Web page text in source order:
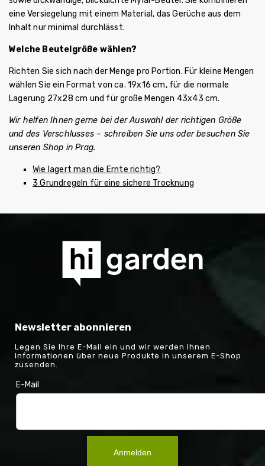
eine Versiegelung mit einem Material, das Gerüche aus dem
Inhalt nur minimal durchlässt.
Welche Beutelgröße wählen?
Richten Sie sich nach der Menge pro Portion. Für kleine Mengen
wählen Sie ein Format von ca. 19x16 cm, für die normale
Lagerung 27x28 cm und für große Mengen 43x43 cm.
Wir helfen Ihnen gerne bei der Auswahl der richtigen Größe
und des Verschlusses – schreiben Sie uns oder besuchen Sie
unseren Shop in Prag.
Wie lagert man die Ernte richtig?
3 Grundregeln für eine sichere Trocknung
Newsletter abonnieren
Legen Sie Ihre E-Mail ein und wir werden Ihnen
Informationen über neue Produkte in unserem E-Shop
zusenden.
E-Mail
Anmelden